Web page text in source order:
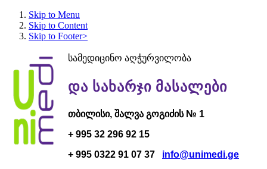
Skip to Menu
Skip to Content
Skip to Footer>
სამედიცინო აღჭურვილობა
და სახარჯი მასალები
თბილისი, შალვა გოგიძის № 1
+ 995 32 296 92 15
+ 995 0322 91 07 37 info@unimedi.ge